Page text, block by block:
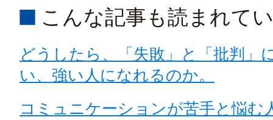
こんな記事も読まれて
どうしたら、「失敗」と「批判」
い、強い人になれるのか。
コミュニケーションが苦手と悩む